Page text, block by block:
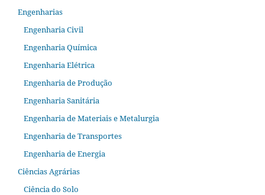
Engenharias
Engenharia Civil
Engenharia Química
Engenharia Elétrica
Engenharia de Produção
Engenharia Sanitária
Engenharia de Materiais e Metalurgia
Engenharia de Transportes
Engenharia de Energia
Ciências Agrárias
Ciência do Solo